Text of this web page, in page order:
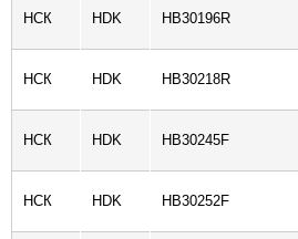
НСК HDK HB30196R
НСК HDK HB30218R
НСК HDK HB30245F
НСК HDK HB30252F